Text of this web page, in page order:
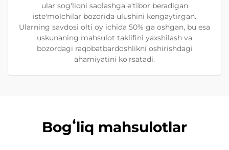
ular sog'liqni saqlashga e'tibor beradigan
iste'molchilar bozorida ulushini kengaytirgan.
Ularning savdosi olti oy ichida 50% ga oshgan, bu esa
uskunaning mahsulot taklifini yaxshilash va
bozordagi raqobatbardoshlikni oshirishdagi
ahamiyatini ko'rsatadi.
Bogʻliq mahsulotlar